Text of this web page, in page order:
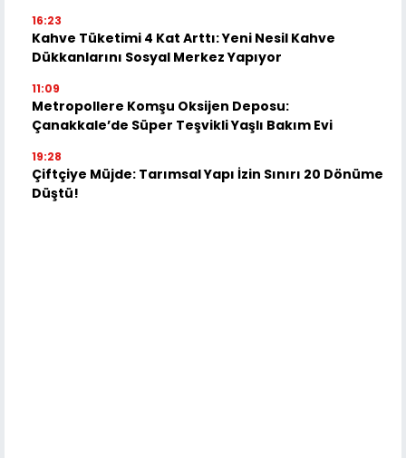
16:23
Kahve Tüketimi 4 Kat Arttı: Yeni Nesil Kahve
Dükkanlarını Sosyal Merkez Yapıyor
11:09
Metropollere Komşu Oksijen Deposu:
Çanakkale’de Süper Teşvikli Yaşlı Bakım Evi
19:28
Çiftçiye Müjde: Tarımsal Yapı İzin Sınırı 20 Dönüme
Düştü!